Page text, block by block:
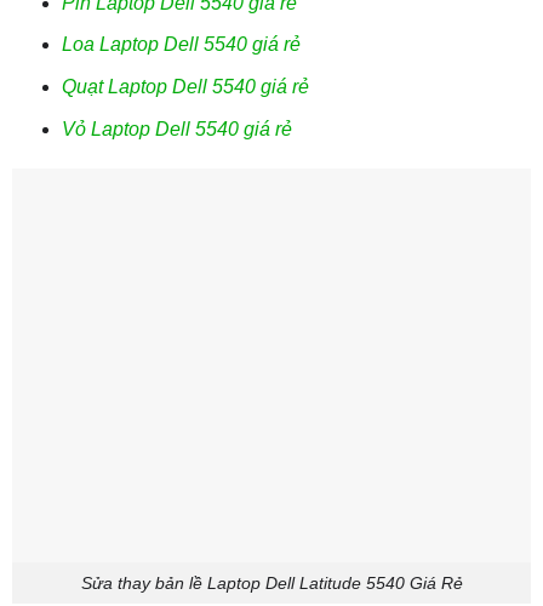
Loa Laptop Dell 5540 giá rẻ
Quạt Laptop Dell 5540 giá rẻ
Vỏ Laptop Dell 5540 giá rẻ
Sửa thay bản lề Laptop Dell Latitude 5540 Giá Rẻ